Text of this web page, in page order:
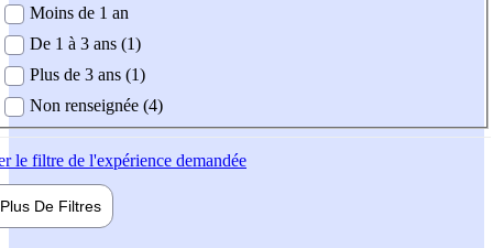
demandée
Moins de 1 an
De 1 à 3 ans (1)
Plus de 3 ans (1)
Non renseignée (4)
le filtre de l'expérience demandée
Plus De Filtres